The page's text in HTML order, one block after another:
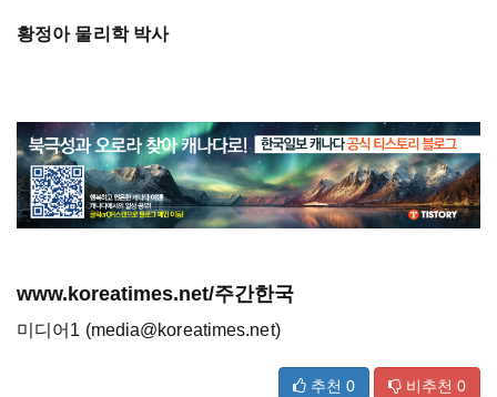
황정아 물리학 박사
www.koreatimes.net/주간한국
미디어1 (media@koreatimes.net)
추천 0 비추천 0